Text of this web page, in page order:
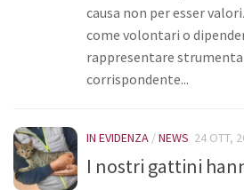
causa non per esser
come volontari o
rappresentare
corrispondente...
IN EVIDENZA /NEWS 24 OTT,
I nostri gattini